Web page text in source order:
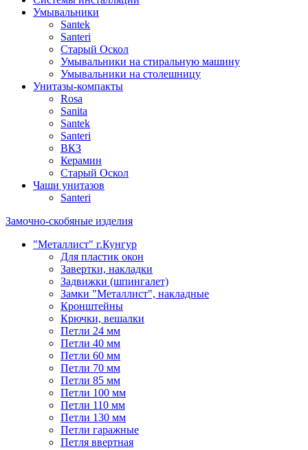
Умывальники
Santek
Santeri
Старый Оскол
Умывальники на стиральную машину
Умывальники на столешницу
Унитазы-компакты
Rosa
Sanita
Santek
Santeri
ВКЗ
Керамин
Старый Оскол
Чаши унитазов
Santeri
Замочно-скобяные изделия
"Металлист" г.Кунгур
Для пластик окон
Завертки, накладки
Задвижки (шпингалет)
Замки "Металлист", накладные
Кронштейны
Крючки, вешалки
Петли 24 мм
Петли 40 мм
Петли 60 мм
Петли 70 мм
Петли 85 мм
Петли 100 мм
Петли 110 мм
Петли 130 мм
Петли гаражные
Петля ввертная